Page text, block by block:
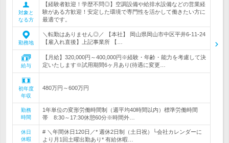
対象と
なる方
【経験者歓迎！学歴不問◎】空調設備や給排水設備などの営業経
験がある方歓迎！安定した環境で専門性を活かして働きたい方に
最適です。
勤務地
＼転勤はありません◎／ 【本社】 岡山県岡山市中区平井6-11-24
【雇入れ直後】上記事業所 【…
給与
【月給】320,000円～400,000円※経験・年齢・能力を考慮して決
定いたします※試用期間6ヶ月あり(待遇に変更…
初年度
年収
480万円～600万円
勤務
時間
1年単位の変形労働時間制（週平均40時間以内）標準労働時間
帯 8:30～17:30休憩60分※時間外…
休日
休暇
# ＼年間休日120日／* 週休2日制（土日祝）└会社カレンダーに
より月1回土曜出勤あり* 有給休暇…